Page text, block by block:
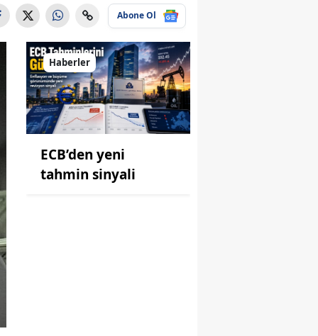
Abone Ol
Haberler
ECB’den yeni
tahmin sinyali